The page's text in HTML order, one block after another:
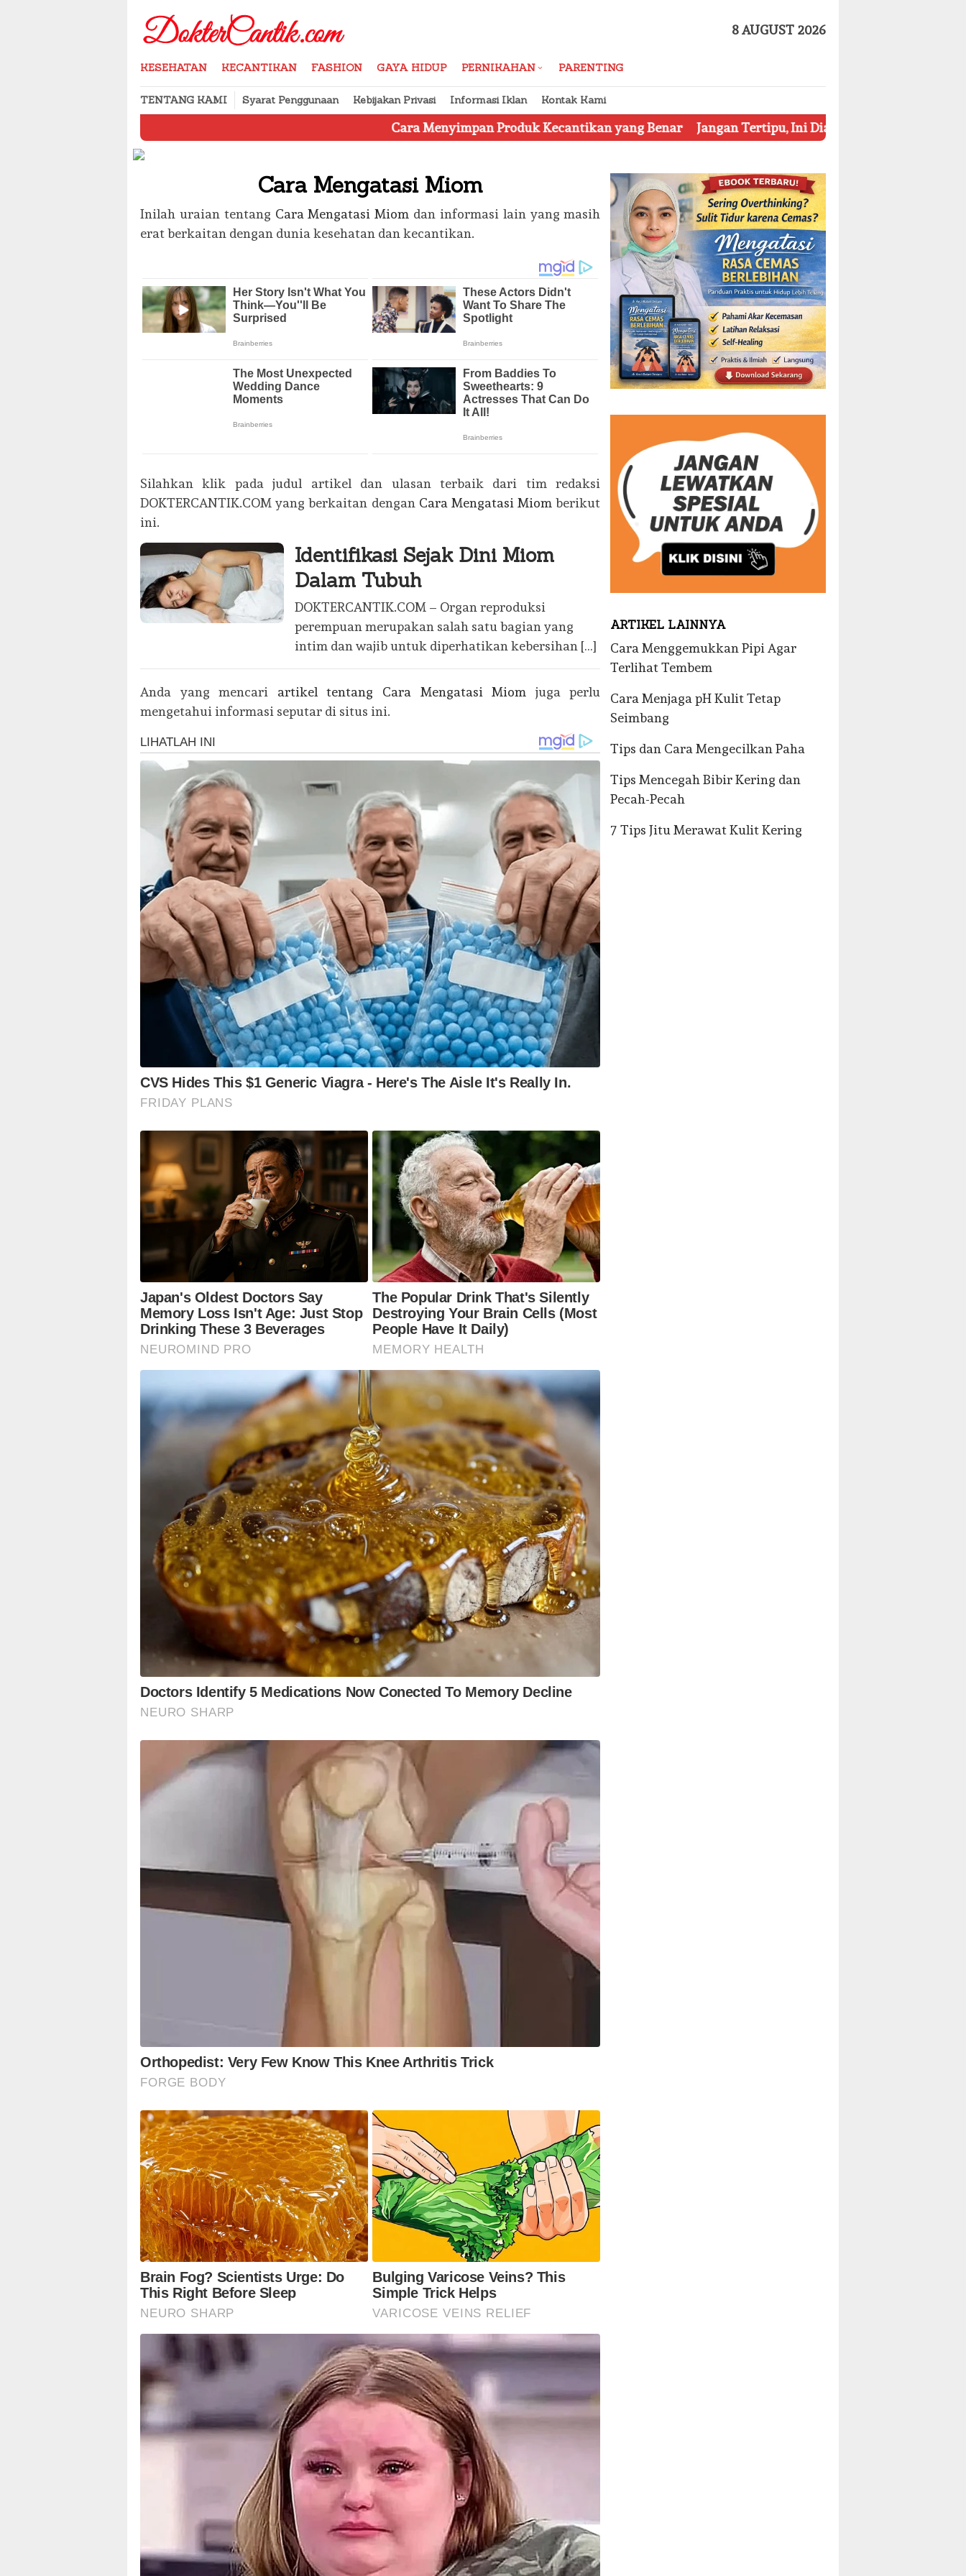
content
8 AUGUST 2026
KESEHATAN KECANTIKAN FASHION GAYA HIDUP PERNIKAHAN PARENTING
TENTANG KAMI Syarat Penggunaan Kebijakan Privasi Informasi Iklan Kontak Kami
Cara Menyimpan Produk Kecantikan yang Benar Jangan Tertipu, Ini Dia 7 Tips Mengetahui Kosmetik Palsu
Cara Mengatasi Miom
Inilah uraian tentang Cara Mengatasi Miom dan informasi lain yang masih
erat berkaitan dengan dunia kesehatan dan kecantikan.
Silahkan klik pada judul artikel dan ulasan terbaik dari tim redaksi
DOKTERCANTIK.COM yang berkaitan dengan Cara Mengatasi Miom berikut
ini.
Identifikasi Sejak Dini Miom
Dalam Tubuh
DOKTERCANTIK.COM – Organ reproduksi
perempuan merupakan salah satu bagian yang
intim dan wajib untuk diperhatikan kebersihan […]
Anda yang mencari artikel tentang Cara Mengatasi Miom juga perlu
mengetahui informasi seputar di situs ini.
ARTIKEL LAINNYA
Cara Menggemukkan Pipi Agar
Terlihat Tembem
Cara Menjaga pH Kulit Tetap
Seimbang
Tips dan Cara Mengecilkan Paha
Tips Mencegah Bibir Kering dan
Pecah-Pecah
7 Tips Jitu Merawat Kulit Kering